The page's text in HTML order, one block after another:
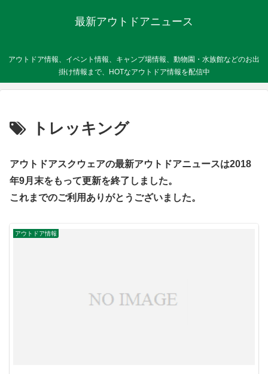
最新アウトドアニュース
アウトドア情報、イベント情報、キャンプ場情報、動物園・水族館などのお出
掛け情報まで、HOTなアウトドア情報を配信中
トレッキング
アウトドアスクウェアの最新アウトドアニュースは2018
年9月末をもって更新を終了しました。
これまでのご利用ありがとうございました。
アウトドア情報